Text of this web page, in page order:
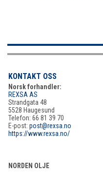
KONTAKT OSS
Norsk forhandler:
REXSA AS
Strandgata 48
5528 Haugesund
Telefon: 66 81 39 70
E-post: post@rexsa.no
https://www.rexsa.no/
NORDEN OLJE